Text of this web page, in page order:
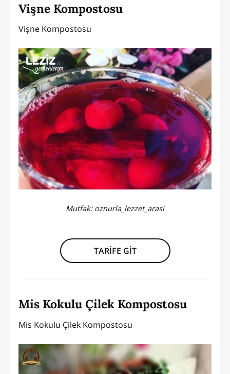
Vişne Kompostosu
Vişne Kompostosu
Mutfak: oznurla_lezzet_arasi
TARİFE GİT
Mis Kokulu Çilek Kompostosu
Mis Kokulu Çilek Kompostosu